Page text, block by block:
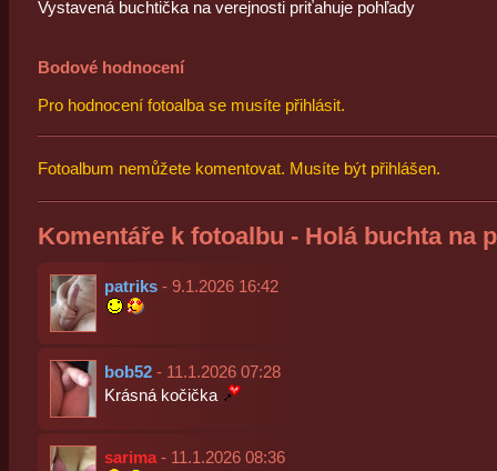
Vystavená buchtička na verejnosti priťahuje pohľady
Bodové hodnocení
Pro hodnocení fotoalba se musíte přihlásit.
Fotoalbum nemůžete komentovat. Musíte být přihlášen.
Komentáře k fotoalbu - Holá buchta na
patriks- 9.1.2026 16:42
bob52- 11.1.2026 07:28
Krásná kočička
sarima- 11.1.2026 08:36